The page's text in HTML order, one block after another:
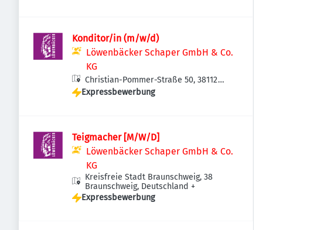
Konditor/in (m/w/d)
Löwenbäcker Schaper GmbH & Co.
KG
Christian-Pommer-Straße 50, 38112
Braunschweig, Deutschland
Expressbewerbung
Teigmacher [M/W/D]
Löwenbäcker Schaper GmbH & Co.
KG
Kreisfreie Stadt Braunschweig, 38
Braunschweig, Deutschland +
Expressbewerbung